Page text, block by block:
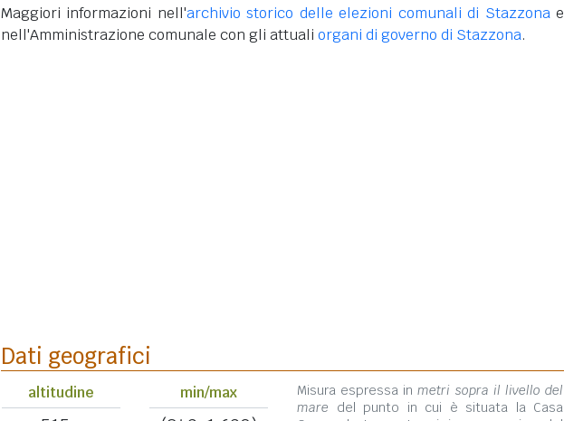
Maggiori informazioni nell'archivio storico delle elezioni comunali di Stazzonae
nell'Amministrazione comunale con gli attuali organi di governo di Stazzona.
Dati geografici
altitudine min/max Misura espressa inmetri sopra il livello del
mare del punto in cui è situata la Casa